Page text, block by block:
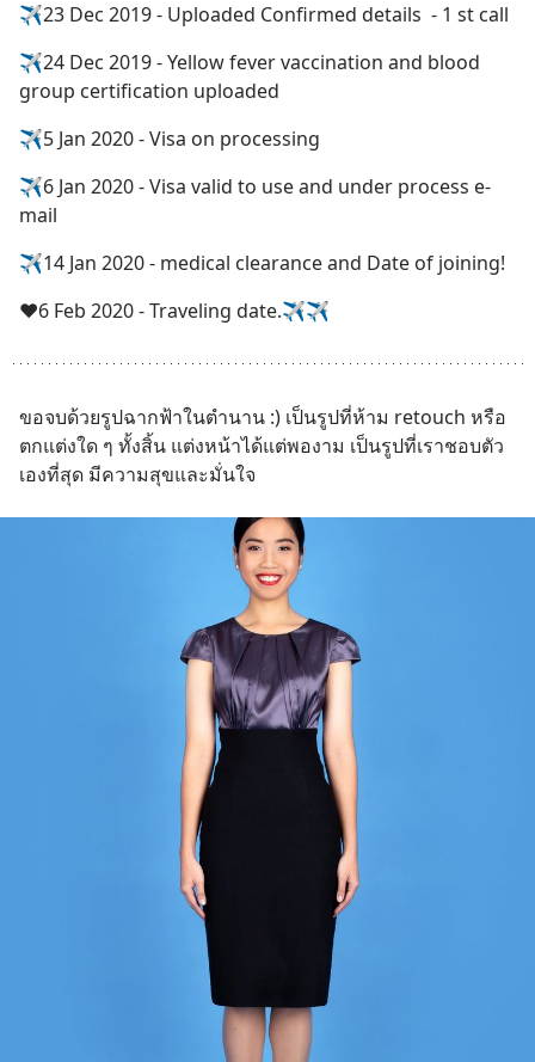
✈️23 Dec 2019 - Uploaded Confirmed details  - 1 st call
✈️24 Dec 2019 - Yellow fever vaccination and blood
group certification uploaded
✈️5 Jan 2020 - Visa on processing
✈️6 Jan 2020 - Visa valid to use and under process e-
mail
✈️14 Jan 2020 - medical clearance and Date of joining!
❤️6 Feb 2020 - Traveling date.✈️✈️
ขอจบด้วยรูปฉากฟ้าในตำนาน :) เป็นรูปที่ห้าม retouch หรือ
ตกแต่งใด ๆ ทั้งสิ้น แต่งหน้าได้แต่พองาม เป็นรูปที่เราชอบตัว
เองที่สุด มีความสุขและมั่นใจ